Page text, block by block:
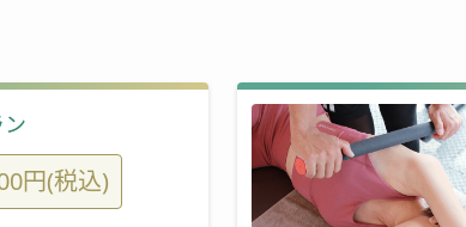
円(税込)